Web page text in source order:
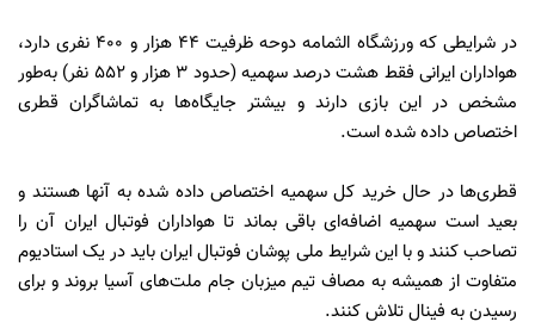
در شرایطی که ورزشگاه الثمامه دوحه ظرفیت 44 هزار و 400 نفری دارد،
هواداران ایرانی فقط هشت درصد سهمیه (حدود 3 هزار و 552 نفر) به‌طور
مشخص در این بازی دارند و بیشتر جایگاه‌ها به تماشاگران قطری
اختصاص داده شده است.
قطری‌ها در حال خرید کل سهمیه اختصاص داده شده به آنها هستند و
بعید است سهمیه اضافه‌ای باقی بماند تا هواداران فوتبال ایران آن را
تصاحب کنند و با این شرایط ملی پوشان فوتبال ایران باید در یک استادیوم
متفاوت از همیشه به مصاف تیم میزبان جام ملت‌های آسیا بروند و برای
رسیدن به فینال تلاش کنند.